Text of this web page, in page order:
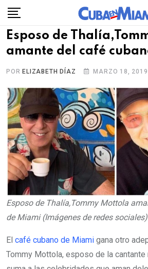
Skip
content
Esposo de
amante del café
POR ELIZABETH DÍAZ MARZO 18, 2019
Esposo de Thalía,Tommy Mottola
de Miami (Imágenes de redes sociales)
El café cubano de Miami gana otro
Tommy Mottola, esposo de la cantante